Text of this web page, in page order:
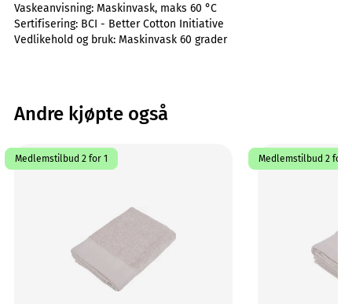
Vaskeanvisning: Maskinvask, maks 60 °C
Sertifisering: BCI - Better Cotton Initiative
Vedlikehold og bruk: Maskinvask 60 grader
Andre kjøpte også
Medlemstilbud 2 for 1 Medlemstilbud 2 for 1